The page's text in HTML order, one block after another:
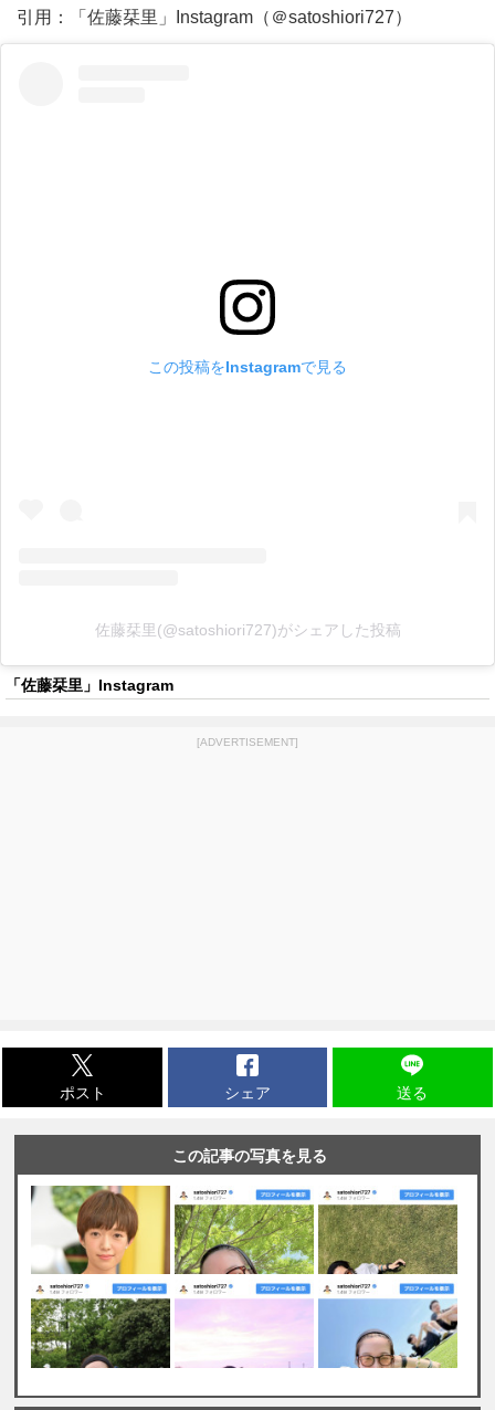
引用：「佐藤栞里」Instagram（＠satoshiori727）
この投稿をInstagramで見る
佐藤栞里(@satoshiori727)がシェアした投稿
「佐藤栞里」Instagram
[ADVERTISEMENT]
ポスト シェア 送る
この記事の写真を見る